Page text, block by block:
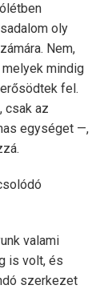
oly
Nem,
mindig
fel.
csak az
egységet —,
valami
is volt, és
szerkezet